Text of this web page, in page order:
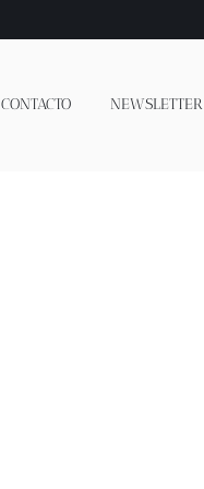
CONTACTO NEWSLETTER